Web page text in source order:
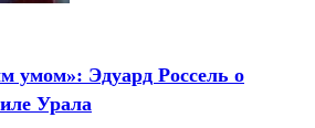
умом»: Эдуард Россель о
Урала